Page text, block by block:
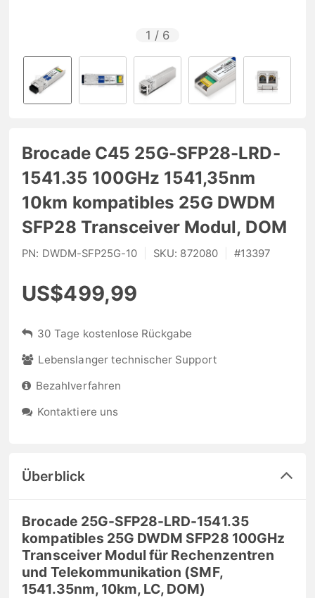
1 / 6
Brocade C45 25G-SFP28-LRD-
1541.35 100GHz 1541,35nm
10km kompatibles 25G DWDM
SFP28 Transceiver Modul, DOM
PN: DWDM-SFP25G-10 SKU: 872080 #13397
US$499,99
30 Tage kostenlose Rückgabe
Lebenslanger technischer Support
Bezahlverfahren
Kontaktiere uns
Überblick
Brocade 25G-SFP28-LRD-1541.35
kompatibles 25G DWDM SFP28 100GHz
Transceiver Modul für Rechenzentren
und Telekommunikation (SMF,
1541.35nm, 10km, LC, DOM)